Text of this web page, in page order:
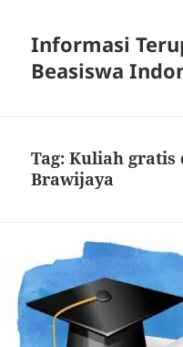
Informasi
Beasiswa
Tag:Kuliah gratis
Brawijaya